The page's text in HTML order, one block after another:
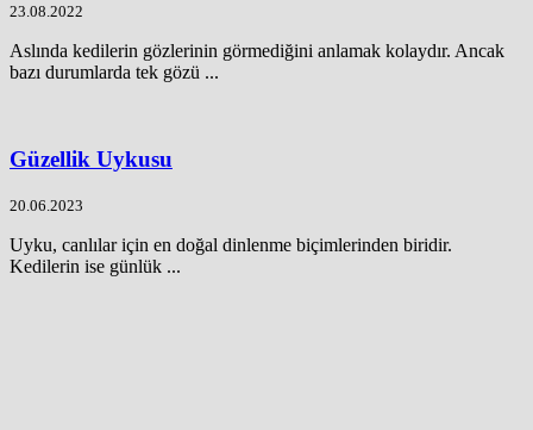
23.08.2022
Aslında kedilerin gözlerinin görmediğini anlamak kolaydır. Ancak
bazı durumlarda tek gözü ...
Güzellik Uykusu
20.06.2023
Uyku, canlılar için en doğal dinlenme biçimlerinden biridir.
Kedilerin ise günlük ...